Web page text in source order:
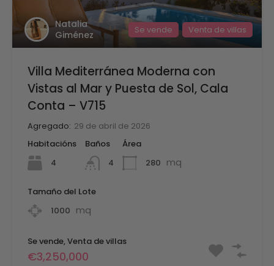
Natalia
Giménez
Se vende Venta de villas
Villa Mediterránea Moderna con
Vistas al Mar y Puesta de Sol, Cala
Conta – V715
Agregado: 29 de abril de 2026
Habitacións
4
Baños
4
Área
280 mq
Tamaño del Lote
1000 mq
Se vende, Venta de villas
€3,250,000